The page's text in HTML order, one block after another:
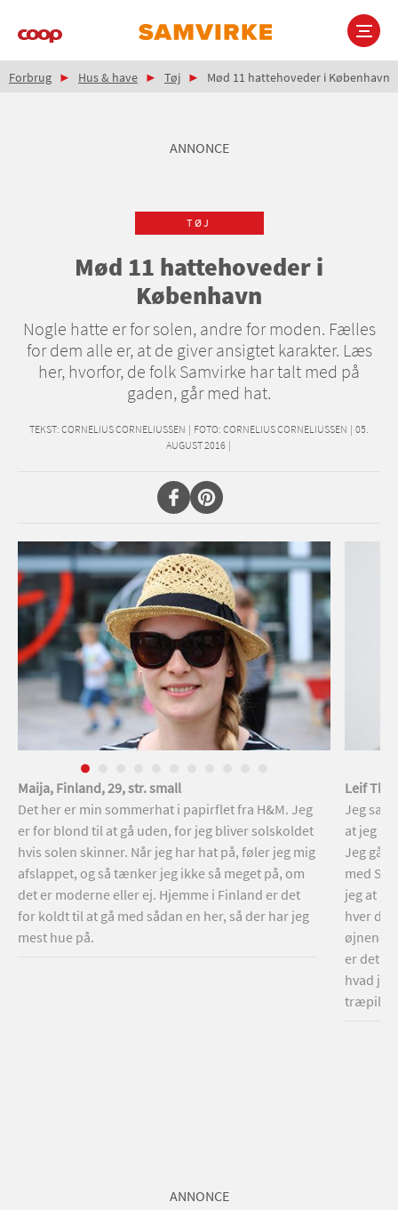
Main
Brødkrumme
Forbrug Hus & have Tøj Mød 11 hattehoveder i København
ANNONCE
TØJ
Mød 11 hattehoveder i
København
Nogle hatte er for solen, andre for moden. Fælles
for dem alle er, at de giver ansigtet karakter. Læs
her, hvorfor, de folk Samvirke har talt med på
gaden, går med hat.
TEKST: CORNELIUS CORNELIUSSEN | FOTO: CORNELIUS CORNELIUSSEN | 05.
AUGUST 2016 |
Maija, Finland, 29, str. small
Det her er min sommerhat i papirflet fra H&M. Jeg
er for blond til at gå uden, for jeg bliver solskoldet
hvis solen skinner. Når jeg har hat på, føler jeg mig
afslappet, og så tænker jeg ikke så meget på, om
det er moderne eller ej. Hjemme i Finland er det
for koldt til at gå med sådan en her, så der har jeg
mest hue på.
Leif
Jeg
at jeg
Jeg går
med
jeg at
hver
øjnene
er det
hvad
ANNONCE